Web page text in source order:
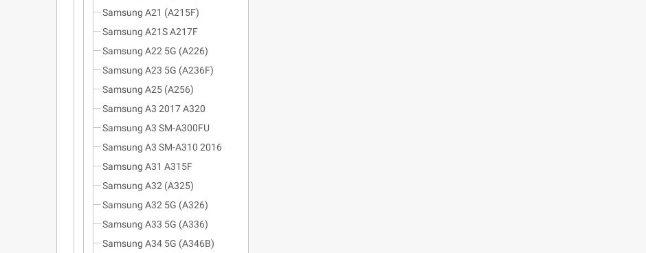
Samsung A21 (A215F)
Samsung A21S A217F
Samsung A22 5G (A226)
Samsung A23 5G (A236F)
Samsung A25 (A256)
Samsung A3 2017 A320
Samsung A3 SM-A300FU
Samsung A3 SM-A310 2016
Samsung A31 A315F
Samsung A32 (A325)
Samsung A32 5G (A326)
Samsung A33 5G (A336)
Samsung A34 5G (A346B)